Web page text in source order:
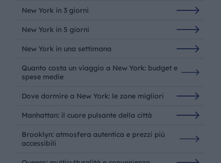
New York in 3 giorni
New York in 5 giorni
New York in una settimana
Quanto costa un viaggio a New York: budget e
spese medie
Dove dormire a New York: le zone migliori
Manhattan: il cuore pulsante della città
Brooklyn: atmosfera autentica e prezzi più
accessibili